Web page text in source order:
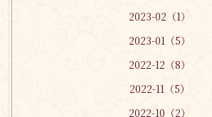
2023-02（1）
2023-01（5）
2022-12（8）
2022-11（5）
2022-10（2）